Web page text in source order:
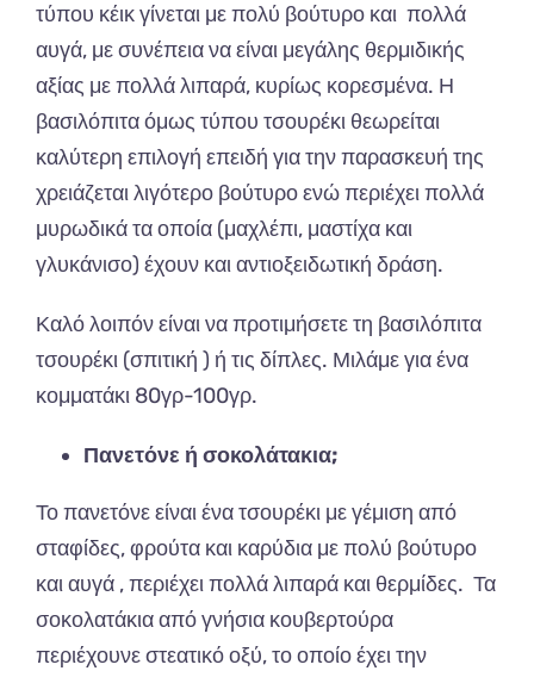
τύπου κέικ γίνεται με πολύ βούτυρο και πολλά
αυγά, με συνέπεια να είναι μεγάλης θερμιδικής
αξίας με πολλά λιπαρά, κυρίως κορεσμένα. Η
βασιλόπιτα όμως τύπου τσουρέκι θεωρείται
καλύτερη επιλογή επειδή για την παρασκευή της
χρειάζεται λιγότερο βούτυρο ενώ περιέχει πολλά
μυρωδικά τα οποία (μαχλέπι, μαστίχα και
γλυκάνισο) έχουν και αντιοξειδωτική δράση.
Καλό λοιπόν είναι να προτιμήσετε τη βασιλόπιτα
τσουρέκι (σπιτική ) ή τις δίπλες. Μιλάμε για ένα
κομματάκι 80γρ-100γρ.
Πανετόνε ή σοκολάτακια;
Το πανετόνε είναι ένα τσουρέκι με γέμιση από
σταφίδες, φρούτα και καρύδια με πολύ βούτυρο
και αυγά , περιέχει πολλά λιπαρά και θερμίδες. Τα
σοκολατάκια από γνήσια κουβερτούρα
περιέχουνε στεατικό οξύ, το οποίο έχει την